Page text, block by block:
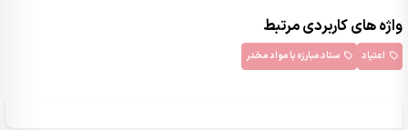
واژه های کاربردی مرتبط
اعتیاد ستاد مبارزه با مواد مخدر